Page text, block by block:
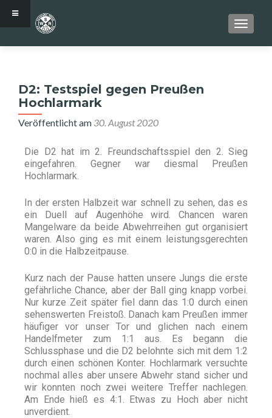
D2: Testspiel gegen Preußen
Hochlarmark
Veröffentlicht am 30. August 2020
Die D2 hat im 2. Freundschaftsspiel den 2. Sieg
eingefahren. Gegner war diesmal Preußen
Hochlarmark.
In der ersten Halbzeit war schnell zu sehen, das es
ein Duell auf Augenhöhe wird. Chancen waren
Mangelware da beide Abwehrreihen gut organisiert
waren. Also ging es mit einem leistungsgerechten
0:0 in die Halbzeitpause.
Kurz nach der Pause hatten unsere Jungs die erste
gefährliche Chance, aber der Ball ging knapp vorbei.
Nur kurze Zeit später fiel dann das 1:0 durch einen
sehenswerten Freistoß. Danach kam Preußen immer
häufiger vor unser Tor und glichen nach einem
Handelfmeter zum 1:1 aus. Es begann die
Schlussphase und die D2 belohnte sich mit dem 1:2
durch einen schönen Konter. Hochlarmark versuchte
nochmal alles aber unsere Abwehr stand sicher und
wir konnten noch zwei weitere Treffer nachlegen.
Am Ende hieß es 4:1. Etwas zu Hoch aber nicht
unverdient.